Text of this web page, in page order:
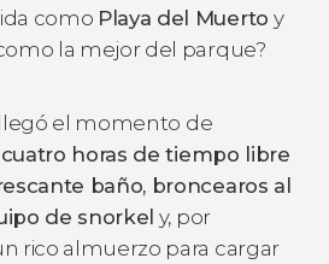
como Playa del Muerto y
la mejor del parque?
el momento de
cuatro horas de tiempo libre
baño, broncearos al
de snorkel y, por
rico almuerzo para cargar